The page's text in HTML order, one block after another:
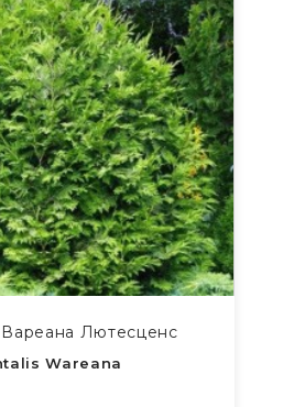
Вареана Лютесценс
Wareana